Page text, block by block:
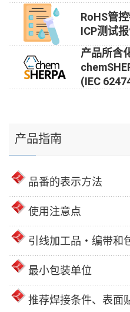
RoHS管
ICP测试
产品所含
(IEC
产品指南
品番的表示方法
使用注意点
引线加工品・编带和
最小包装单位
推荐焊接条件、表面